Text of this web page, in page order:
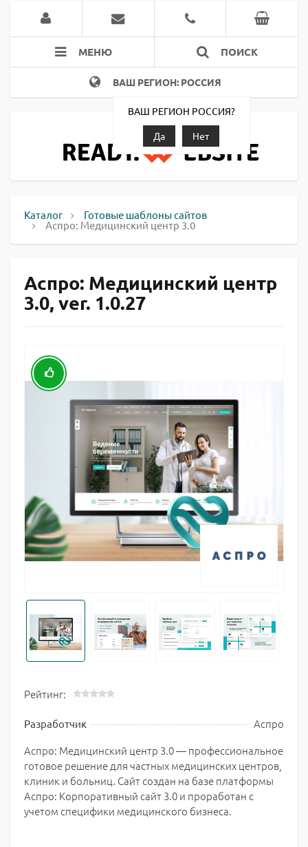
МЕНЮ ПОИСК
ВАШ РЕГИОН: РОССИЯ
ВАШ РЕГИОН РОССИЯ?
Да
Нет
Каталог Готовые шаблоны сайтов
Аспро: Медицинский центр 3.0
Аспро: Медицинский центр
3.0, ver. 1.0.27
Рейтинг:
Разработчик
Аспро
Аспро: Медицинский центр 3.0 — профессиональное
готовое решение для частных медицинских центров,
клиник и больниц. Сайт создан на базе платформы
Аспро: Корпоративный сайт 3.0 и проработан с
учетом специфики медицинского бизнеса.